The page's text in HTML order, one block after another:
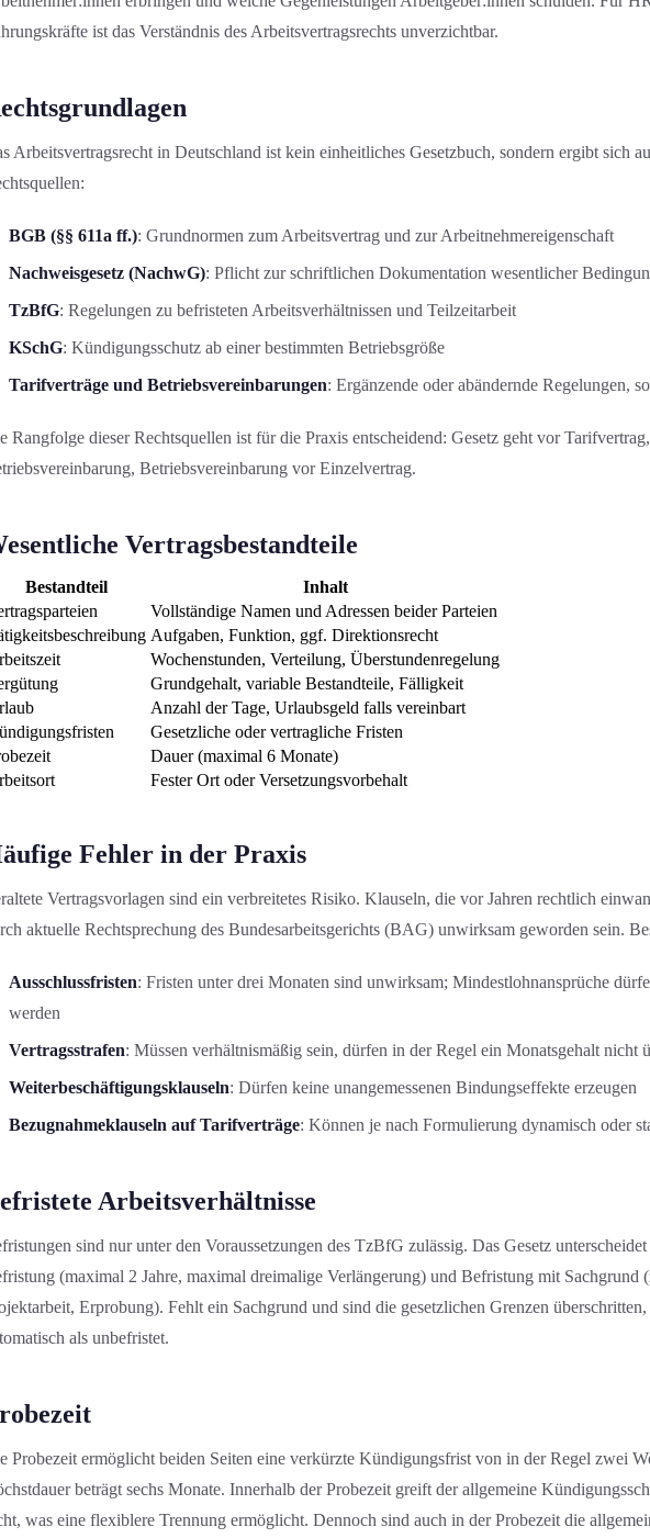
ist das Verständnis des Arbeitsvertragsrechts unverzichtbar.
Arbeitsvertragsrecht in Deutschland ist kein einheit­liches Gesetzbuch, sondern ergibt sich
BGB (§§ 611a ff.): Grundnormen zum Arbeitsvertrag und zur Arbeitnehmereigenschaft
Nachweisgesetz (NachwG): Pflicht zur schriftlichen Dokumentation wesentlicher
TzBfG: Regelungen zu befristeten Arbeitsverhältnissen und Teilzeitarbeit
KSchG: Kündigungsschutz ab einer bestimmten Betriebsgröße
Tarifverträge und Betriebsvereinbarungen: Ergänzende oder abändernde Regelungen,
Rangfolge dieser Rechtsquellen ist für die Praxis entscheidend: Gesetz geht vor
Betriebsvereinbarung vor Einzelvertrag.
Vertragsbestandteile
Bestandteil
Inhalt
Vollständige Namen und Adressen beider Parteien
Aufgaben, Funktion, ggf. Direktionsrecht
Wochenstunden, Verteilung, Überstundenregelung
Grundgehalt, variable Bestandteile, Fälligkeit
Anzahl der Tage, Urlaubsgeld falls vereinbart
Gesetzliche oder vertragliche Fristen
Dauer (maximal 6 Monate)
Fester Ort oder Versetzungsvorbehalt
Fehler in der Praxis
Vertragsvorlagen sind ein verbreitetes Risiko. Klauseln, die vor Jahren rechtlich
aktuelle Rechtsprechung des Bundesarbeitsgerichts (BAG) unwirksam geworden sein.
Ausschlussfristen: Fristen unter drei Monaten sind unwirksam; Mindestlohnansprüche
werden
Vertragsstrafen: Müssen verhältnismäßig sein, dürfen in der Regel ein Monatsgehalt nicht
Weiterbeschäftigungsklauseln: Dürfen keine unangemessenen Bindungseffekte erzeugen
Bezugnahmeklauseln auf Tarifverträge: Können je nach Formulierung dynamisch oder
Arbeitsverhältniss­e
sind nur unter den Voraussetzung­en des TzBfG zulässig. Das Gesetz
(maximal 2 Jahre, maximal dreimalige Verlängerung) und Befristung mit Sachgrund
Erprobung). Fehlt ein Sachgrund und sind die gesetzlichen Grenzen
als unbefristet.
Probezeit ermöglicht beiden Seiten eine verkürzte Kündigungs­frist von in der Regel zwei
beträgt sechs Monate. Innerhalb der Probezeit greift der allgemeine
was eine flexiblere Trennung ermöglicht. Dennoch sind auch in der Probezeit die